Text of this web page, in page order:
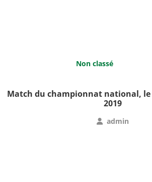
Non classé
Match du championnat national, le
2019
admin